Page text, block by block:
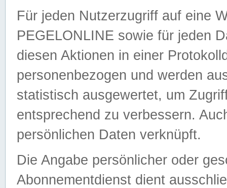
Für jeden Nutzerzugriff auf eine
PEGELONLINE sowie für jeden
diesen Aktionen in einer
personenbezogen und werden
statistisch ausgewertet, um
entsprechend zu verbessern.
persönlichen Daten verknüpft.
Die Angabe persönlicher oder
Abonnementdienst dient